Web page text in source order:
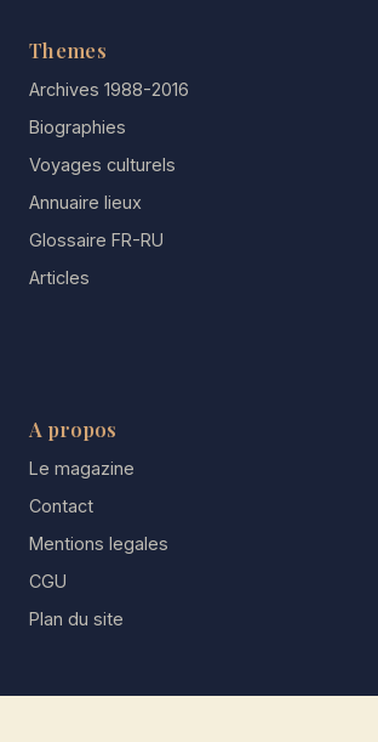
Themes
Archives 1988-2016
Biographies
Voyages culturels
Annuaire lieux
Glossaire FR-RU
Articles
A propos
Le magazine
Contact
Mentions legales
CGU
Plan du site